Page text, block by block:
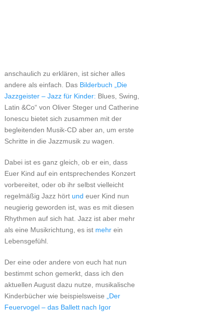
anschaulich zu erklären, ist sicher alles
andere als einfach. Das Bilderbuch „Die
Jazzgeister – Jazz für Kinder: Blues, Swing,
Latin &Co“ von Oliver Steger und Catherine
Ionescu bietet sich zusammen mit der
begleitenden Musik-CD aber an, um erste
Schritte in die Jazzmusik zu wagen.
Dabei ist es ganz gleich, ob er ein, dass
Euer Kind auf ein entsprechendes Konzert
vorbereitet, oder ob ihr selbst vielleicht
regelmäßig Jazz hört und euer Kind nun
neugierig geworden ist, was es mit diesen
Rhythmen auf sich hat. Jazz ist aber mehr
als eine Musikrichtung, es ist mehrein
Lebensgefühl.
Der eine oder andere von euch hat nun
bestimmt schon gemerkt, dass ich den
aktuellen August dazu nutze, musikalische
Kinderbücher wie beispielsweise
„Der
Feuervogel – das Ballett nach Igor